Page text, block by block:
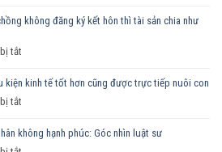
nữ
vợ
trường
không đăng ký kết hôn thì tài sản chia như
tắt
chung
chồng
kiện kinh tế tốt hơn cũng được trực tiếp nuôi con
tắt
phải
không hạnh phúc: Góc nhìn luật sư